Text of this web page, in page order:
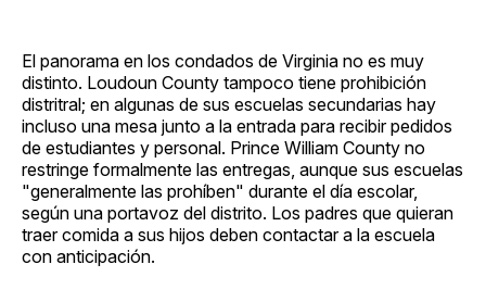
El panorama en los condados de Virginia no es muy
distinto. Loudoun County tampoco tiene prohibición
distritral; en algunas de sus escuelas secundarias hay
incluso una mesa junto a la entrada para recibir pedidos
de estudiantes y personal. Prince William County no
restringe formalmente las entregas, aunque sus escuelas
"generalmente las prohíben" durante el día escolar,
según una portavoz del distrito. Los padres que quieran
traer comida a sus hijos deben contactar a la escuela
con anticipación.